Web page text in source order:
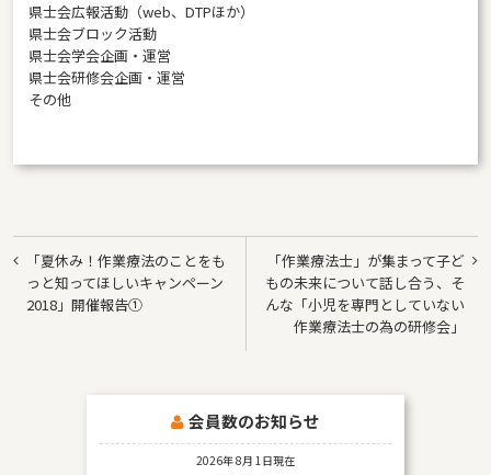
県士会広報活動（web、DTPほか）
県士会ブロック活動
県士会学会企画・運営
県士会研修会企画・運営
その他
投
稿
ナ
「作業療法士」が集まって子ど
もの未来について話し合う、そ
んな「小児を専門としていない
作業療法士の為の研修会」
「夏休み！作業療法のことをも
っと知ってほしいキャンペーン
2018」開催報告①
会員数のお知らせ
2026年 8月 1日現在